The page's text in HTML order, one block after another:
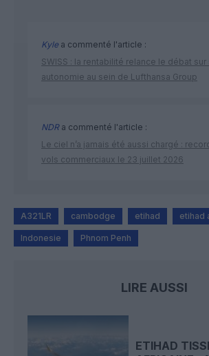
Kylea commenté l'article :
SWISS : la rentabilité relance le débat sur
autonomie au sein de Lufthansa Group
NDRa commenté l'article :
Le ciel n’a jamais été aussi chargé :
vols commerciaux le 23 juillet 2026
A321LR cambodge etihad etihad
Indonesie Phnom Penh
LIRE AUSSI
ETIHAD